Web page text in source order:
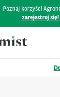
Poznaj korzyści
zarejestruj się!